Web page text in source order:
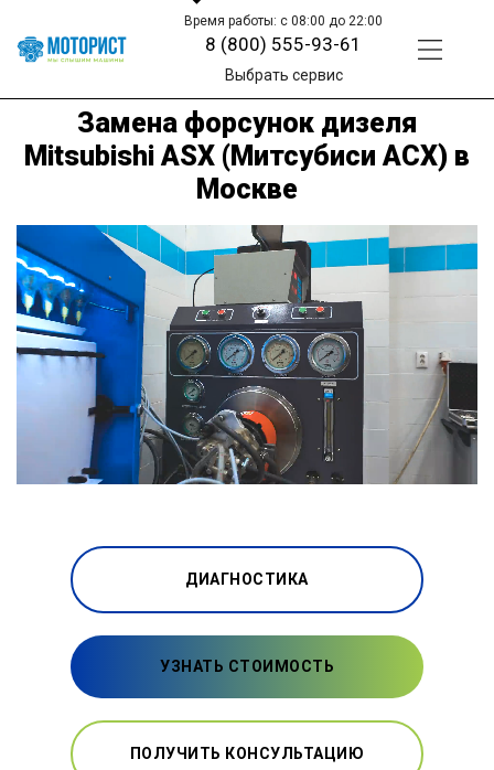
Время работы: с 08:00 до 22:00
8 (800) 555-93-61
Выбрать сервис
Замена форсунок дизеля
Mitsubishi ASX (Митсубиси АСХ) в
Москве
ДИАГНОСТИКА
УЗНАТЬ СТОИМОСТЬ
ПОЛУЧИТЬ КОНСУЛЬТАЦИЮ